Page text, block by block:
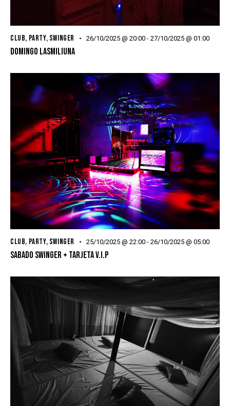
CLUB, PARTY, SWINGER 26/10/2025 @ 20:00 -27/10/2025 @ 01:00
DOMINGO LASMILIUNA
CLUB, PARTY, SWINGER 25/10/2025 @ 22:00 -26/10/2025 @ 05:00
SABADO SWINGER + TARJETA V.I.P